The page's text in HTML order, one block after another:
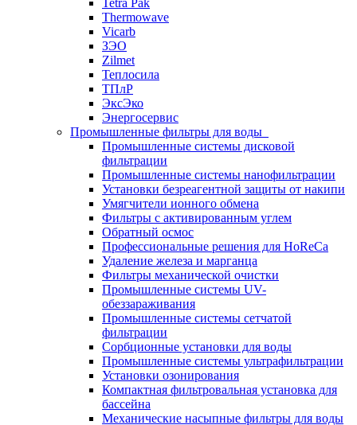
Tetra Pak
Thermowave
Vicarb
ЗЭО
Zilmet
Теплосила
ТПлР
ЭксЭко
Энергосервис
Промышленные фильтры для воды
Промышленные системы дисковой
фильтрации
Промышленные системы нанофильтрации
Установки безреагентной защиты от накипи
Умягчители ионного обмена
Фильтры с активированным углем
Обратный осмос
Профессиональные решения для HoReCa
Удаление железа и марганца
Фильтры механической очистки
Промышленные системы UV-
обеззараживания
Промышленные системы сетчатой
фильтрации
Сорбционные установки для воды
Промышленные системы ультрафильтрации
Установки озонирования
Компактная фильтровальная установка для
бассейна
Механические насыпные фильтры для воды